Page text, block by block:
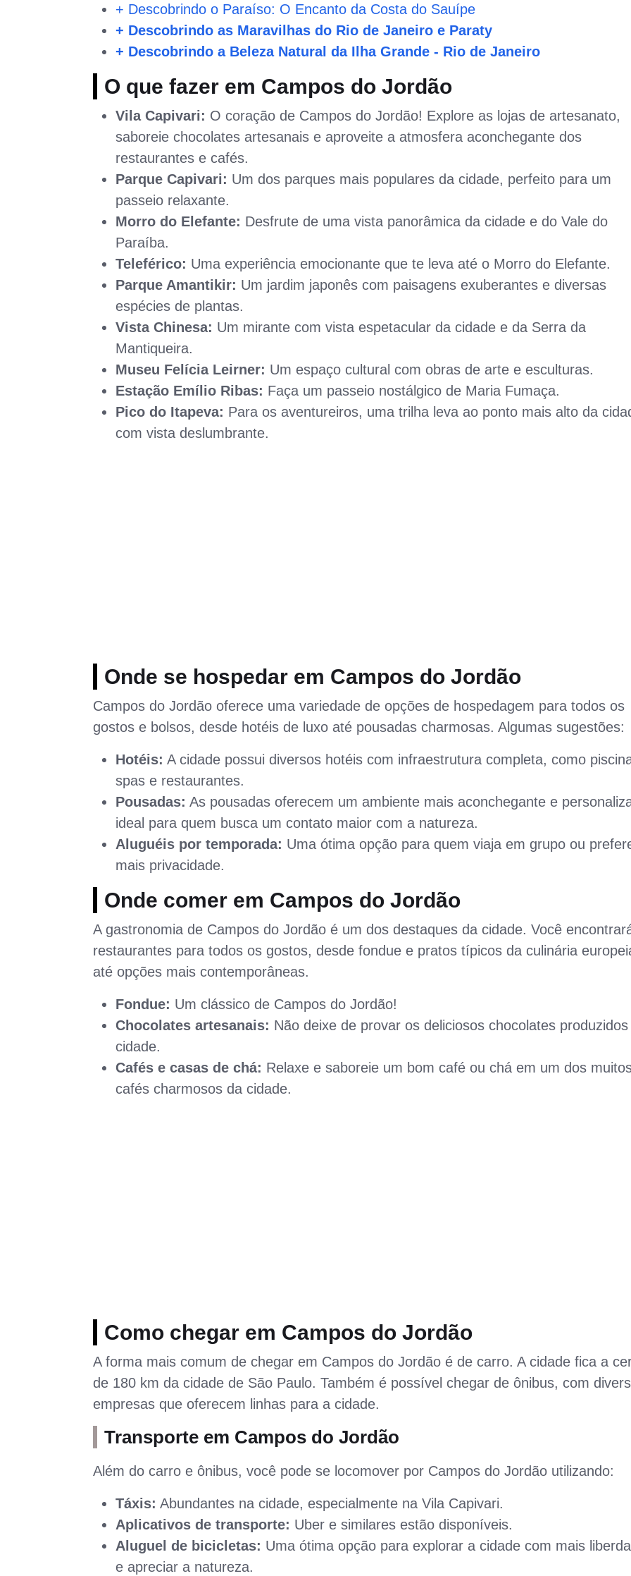
+ Descobrindo o Paraíso: O Encanto da Costa do Sauípe
+ Descobrindo as Maravilhas do Rio de Janeiro e Paraty
+ Descobrindo a Beleza Natural da Ilha Grande - Rio de Janeiro
O que fazer em Campos do Jordão
Vila Capivari: O coração de Campos do Jordão! Explore as lojas de artesanato,
saboreie chocolates artesanais e aproveite a atmosfera aconchegante dos
restaurantes e cafés.
Parque Capivari: Um dos parques mais populares da cidade, perfeito para um
passeio relaxante.
Morro do Elefante: Desfrute de uma vista panorâmica da cidade e do Vale do
Paraíba.
Teleférico: Uma experiência emocionante que te leva até o Morro do Elefante.
Parque Amantikir: Um jardim japonês com paisagens exuberantes e diversas
espécies de plantas.
Vista Chinesa: Um mirante com vista espetacular da cidade e da Serra da
Mantiqueira.
Museu Felícia Leirner: Um espaço cultural com obras de arte e esculturas.
Estação Emílio Ribas: Faça um passeio nostálgico de Maria Fumaça.
Pico do Itapeva: Para os aventureiros, uma trilha leva ao ponto mais alto da
com vista deslumbrante.
Onde se hospedar em Campos do Jordão
Campos do Jordão oferece uma variedade de opções de hospedagem para todos os
gostos e bolsos, desde hotéis de luxo até pousadas charmosas. Algumas sugestões:
Hotéis: A cidade possui diversos hotéis com infraestrutura completa, como
spas e restaurantes.
Pousadas: As pousadas oferecem um ambiente mais aconchegante e
ideal para quem busca um contato maior com a natureza.
Aluguéis por temporada: Uma ótima opção para quem viaja em grupo ou
mais privacidade.
Onde comer em Campos do Jordão
A gastronomia de Campos do Jordão é um dos destaques da cidade. Você
restaurantes para todos os gostos, desde fondue e pratos típicos da culinária
até opções mais contemporâneas.
Fondue: Um clássico de Campos do Jordão!
Chocolates artesanais: Não deixe de provar os deliciosos chocolates
cidade.
Cafés e casas de chá: Relaxe e saboreie um bom café ou chá em um dos
cafés charmosos da cidade.
Como chegar em Campos do Jordão
A forma mais comum de chegar em Campos do Jordão é de carro. A cidade fica a
de 180 km da cidade de São Paulo. Também é possível chegar de ônibus, com
empresas que oferecem linhas para a cidade.
Transporte em Campos do Jordão
Além do carro e ônibus, você pode se locomover por Campos do Jordão utilizando:
Táxis: Abundantes na cidade, especialmente na Vila Capivari.
Aplicativos de transporte: Uber e similares estão disponíveis.
Aluguel de bicicletas: Uma ótima opção para explorar a cidade com mais
e apreciar a natureza.